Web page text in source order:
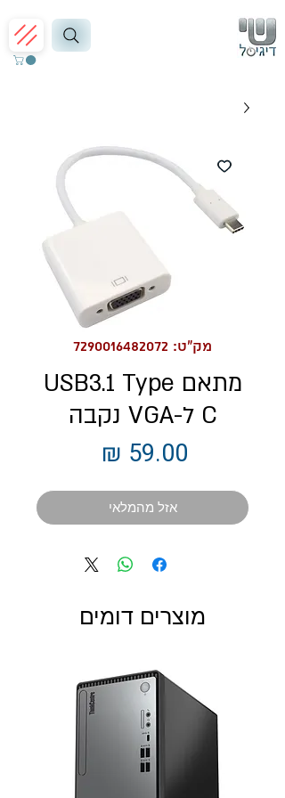
מק"ט: 7290016482072
מתאם USB3.1 Type
C ל-VGA נקבה
אזל מהמלאי
מוצרים דומים